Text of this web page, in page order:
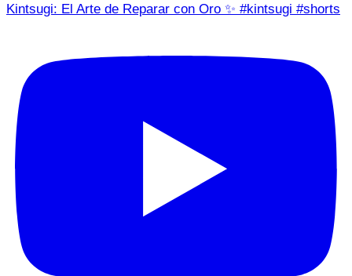
Kintsugi: El Arte de Reparar con Oro ✨ #kintsugi #shorts